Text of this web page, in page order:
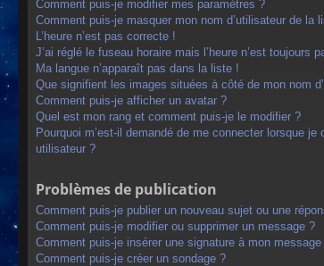
Comment puis-je modifier mes paramètres ?
Comment puis-je masquer mon nom d’utilisateur de la
L’heure n’est pas correcte !
J’ai réglé le fuseau horaire mais l’heure n’est toujours
Ma langue n’apparaît pas dans la liste !
Que signifient les images situées à côté de mon nom
Comment puis-je afficher un avatar ?
Quel est mon rang et comment puis-je le modifier ?
Pourquoi m’est-il demandé de me connecter lorsque
utilisateur ?
Problèmes de publication
Comment puis-je publier un nouveau sujet ou une
Comment puis-je modifier ou supprimer un message ?
Comment puis-je insérer une signature à mon message
Comment puis-je créer un sondage ?